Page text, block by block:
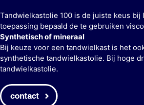
Tandwielkastolie 100 is de juiste keus
toepassing bepaald de te gebruiken
Synthetisch of mineraal
Bij keuze voor een tandwielkast is het
synthetische tandwielkastolie. Bij hoge
tandwielkastolie.
contact